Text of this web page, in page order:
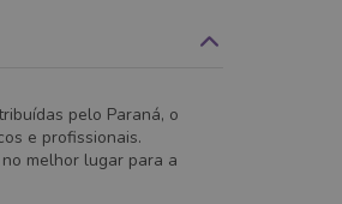
pelo Paraná, o
e profissionais.
melhor lugar para a